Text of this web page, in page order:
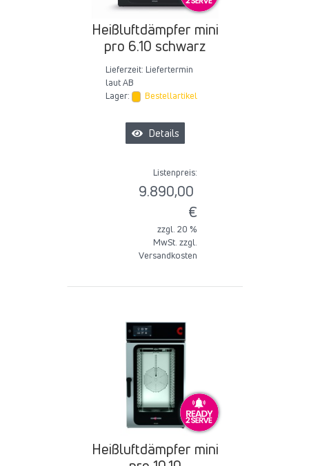
Heißluftdämpfer mini
pro 6.10 schwarz
Lieferzeit: Liefertermin
laut AB
Lager:
Bestellartikel
Details
Listenpreis:
9.890,00
€
zzgl. 20 %
MwSt. zzgl.
Versandkosten
Heißluftdämpfer mini